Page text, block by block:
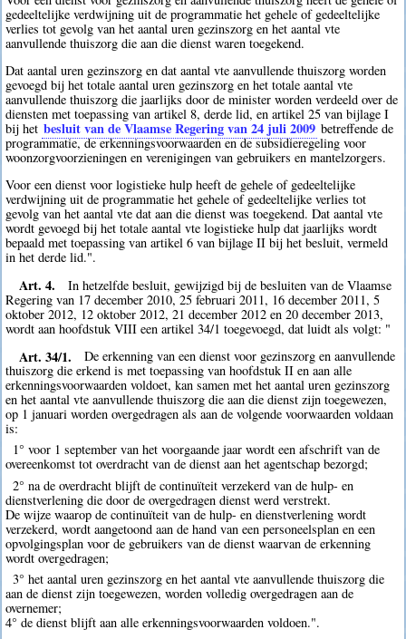
gedeeltelijke verdwijning uit de programmatie het gehele of gedeeltelijke
verlies tot gevolg van het aantal uren gezinszorg en het aantal vte
aanvullende thuiszorg die aan die dienst waren toegekend.
Dat aantal uren gezinszorg en dat aantal vte aanvullende thuiszorg worden
gevoegd bij het totale aantal uren gezinszorg en het totale aantal vte
aanvullende thuiszorg die jaarlijks door de minister worden verdeeld over de
diensten met toepassing van artikel 8, derde lid, en artikel 25 van bijlage I
bij het besluit van de Vlaamse Regering van 24 juli 2009 betreffende de
programmatie, de erkenningsvoorwaarden en de subsidieregeling voor
woonzorgvoorzieningen en verenigingen van gebruikers en mantelzorgers.
Voor een dienst voor logistieke hulp heeft de gehele of gedeeltelijke
verdwijning uit de programmatie het gehele of gedeeltelijke verlies tot
gevolg van het aantal vte dat aan die dienst was toegekend. Dat aantal vte
wordt gevoegd bij het totale aantal vte logistieke hulp dat jaarlijks wordt
bepaald met toepassing van artikel 6 van bijlage II bij het besluit, vermeld
in het derde lid.".
Art. 4.
In hetzelfde besluit, gewijzigd bij de besluiten van de Vlaamse
Regering van 17 december 2010, 25 februari 2011, 16 december 2011, 5
oktober 2012, 12 oktober 2012, 21 december 2012 en 20 december 2013,
wordt aan hoofdstuk VIII een artikel 34/1 toegevoegd, dat luidt als volgt: "
Art. 34/1.
De erkenning van een dienst voor gezinszorg en aanvullende
thuiszorg die erkend is met toepassing van hoofdstuk II en aan alle
erkenningsvoorwaarden voldoet, kan samen met het aantal uren gezinszorg
en het aantal vte aanvullende thuiszorg die aan die dienst zijn toegewezen,
op 1 januari worden overgedragen als aan de volgende voorwaarden voldaan
is:
1° voor 1 september van het voorgaande jaar wordt een afschrift van de
overeenkomst tot overdracht van de dienst aan het agentschap bezorgd;
2° na de overdracht blijft de continuïteit verzekerd van de hulp- en
dienstverlening die door de overgedragen dienst werd verstrekt.
De wijze waarop de continuïteit van de hulp- en dienstverlening wordt
verzekerd, wordt aangetoond aan de hand van een personeelsplan en een
opvolgingsplan voor de gebruikers van de dienst waarvan de erkenning
wordt overgedragen;
3° het aantal uren gezinszorg en het aantal vte aanvullende thuiszorg die
aan de dienst zijn toegewezen, worden volledig overgedragen aan de
overnemer;
4° de dienst blijft aan alle erkenningsvoorwaarden voldoen.".